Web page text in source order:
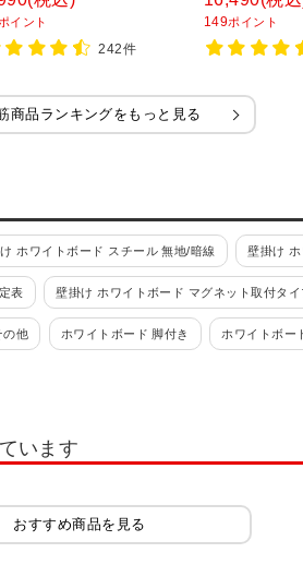
ポイント
242件
149ポイント
商品ランキングをもっと見る
ホワイトボード スチール 無地/暗線 壁掛け
表 壁掛け ホワイトボード マグネット取付タ
の他 ホワイトボード 脚付き ホワイトボー
月予定表 カレンダー 壁掛け
ーテーション ホワイトボード用品
います
おすすめ商品を見る